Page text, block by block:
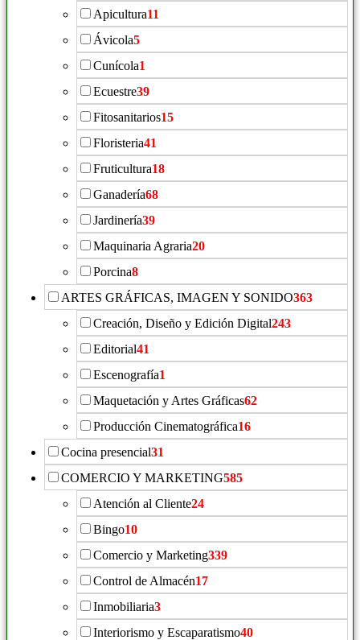
Apicultura11
Ávicola5
Cunícola1
Ecuestre39
Fitosanitarios15
Floristeria41
Fruticultura18
Ganadería68
Jardinería39
Maquinaria Agraria20
Porcina8
ARTES GRÁFICAS, IMAGEN Y SONIDO363
Creación, Diseño y Edición Digital243
Editorial41
Escenografía1
Maquetación y Artes Gráficas62
Producción Cinematográfica16
Cocina presencial31
COMERCIO Y MARKETING585
Atención al Cliente24
Bingo10
Comercio y Marketing339
Control de Almacén17
Inmobiliaria3
Interiorismo y Escaparatismo40